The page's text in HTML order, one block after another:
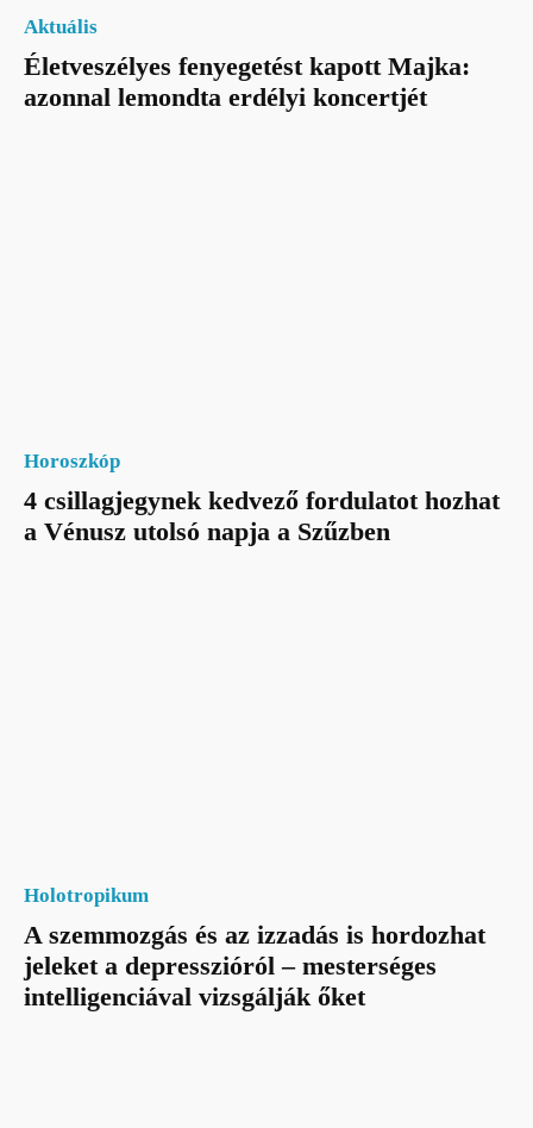
Aktuális
Életveszélyes fenyegetést kapott Majka:
azonnal lemondta erdélyi koncertjét
Horoszkóp
4 csillagjegynek kedvező fordulatot hozhat
a Vénusz utolsó napja a Szűzben
Holotropikum
A szemmozgás és az izzadás is hordozhat
jeleket a depresszióról – mesterséges
intelligenciával vizsgálják őket